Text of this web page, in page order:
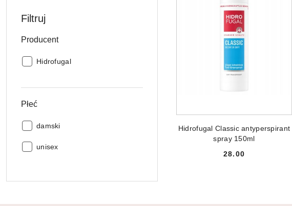
Filtruj
Producent
Producent:
Hidrofugal
Płeć
Płeć:
damski
Płeć:
unisex
Hidrofugal Classic antyperspirant
spray 150ml
Cena:
28.00